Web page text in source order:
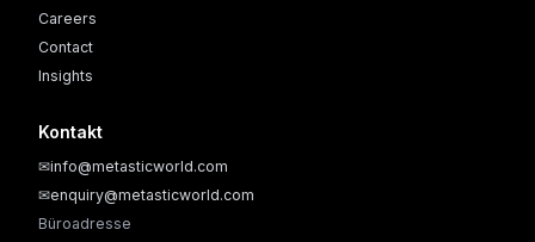
Careers
Contact
Insights
Kontakt
✉info@metasticworld.com
✉enquiry@metasticworld.com
Büroadresse